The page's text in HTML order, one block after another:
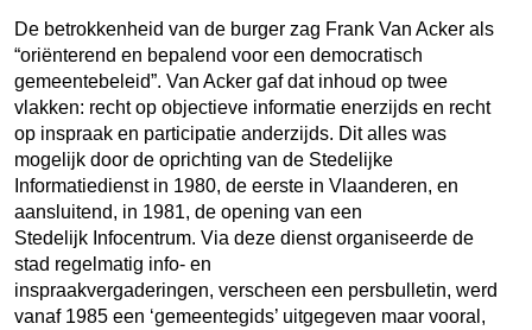
De betrokkenheid van de burger zag Frank Van Acker als
“oriënterend en bepalend voor een democratisch
gemeentebeleid”. Van Acker gaf dat inhoud op twee
vlakken: recht op objectieve informatie enerzijds en recht
op inspraak en participatie anderzijds. Dit alles was
mogelijk door de oprichting van de Stedelijke
Informatiedienst in 1980, de eerste in Vlaanderen, en
aansluitend, in 1981, de opening van een
Stedelijk Infocentrum. Via deze dienst organiseerde de
stad regelmatig info- en
inspraakvergaderingen, verscheen een persbulletin, werd
vanaf 1985 een ‘gemeentegids’ uitgegeven maar vooral,